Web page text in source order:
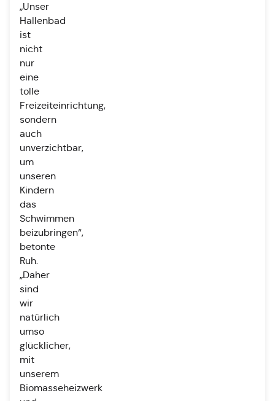
„Unser
Hallenbad
ist
nicht
nur
eine
tolle
Freizeiteinrichtung,
sondern
auch
unverzichtbar,
um
unseren
Kindern
das
Schwimmen
beizubringen“,
betonte
Ruh.
„Daher
sind
wir
natürlich
umso
glücklicher,
mit
unserem
Biomasseheizwerk